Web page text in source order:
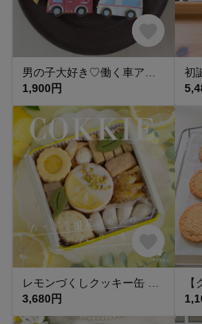
1,900円
3,680円